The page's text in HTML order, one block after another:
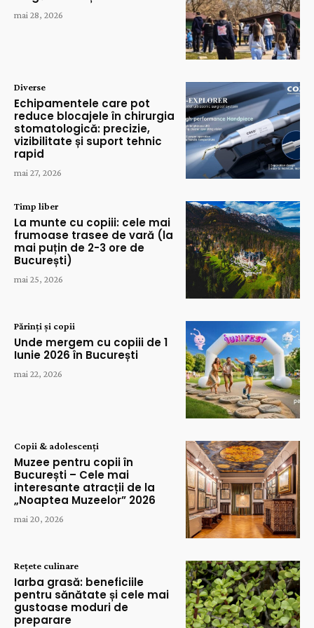
mai 28, 2026
Diverse
Echipamentele care pot
reduce blocajele în chirurgia
stomatologică: precizie,
vizibilitate și suport tehnic
rapid
mai 27, 2026
Timp liber
La munte cu copiii: cele mai
frumoase trasee de vară (la
mai puțin de 2-3 ore de
București)
mai 25, 2026
Părinți și copii
Unde mergem cu copiii de 1
Iunie 2026 în București
mai 22, 2026
Copii & adolescenți
Muzee pentru copii în
București – Cele mai
interesante atracții de la
„Noaptea Muzeelor” 2026
mai 20, 2026
Rețete culinare
Iarba grasă: beneficiile
pentru sănătate și cele mai
gustoase moduri de
preparare